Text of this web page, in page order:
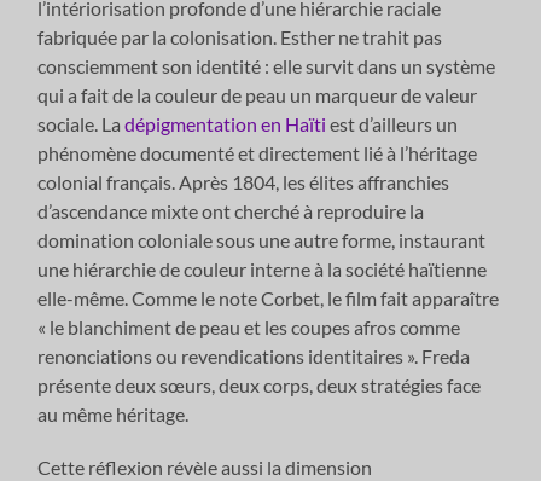
l’intériorisation profonde d’une hiérarchie raciale
fabriquée par la colonisation. Esther ne trahit pas
consciemment son identité : elle survit dans un système
qui a fait de la couleur de peau un marqueur de valeur
sociale. Ladépigmentation en Haïti est d’ailleurs un
phénomène documenté et directement lié à l’héritage
colonial français. Après 1804, les élites affranchies
d’ascendance mixte ont cherché à reproduire la
domination coloniale sous une autre forme, instaurant
une hiérarchie de couleur interne à la société haïtienne
elle-même. Comme le note Corbet, le film fait apparaître
« le blanchiment de peau et les coupes afros comme
renonciations ou revendications identitaires ». Freda
présente deux sœurs, deux corps, deux stratégies face
au même héritage.
Cette réflexion révèle aussi la dimension